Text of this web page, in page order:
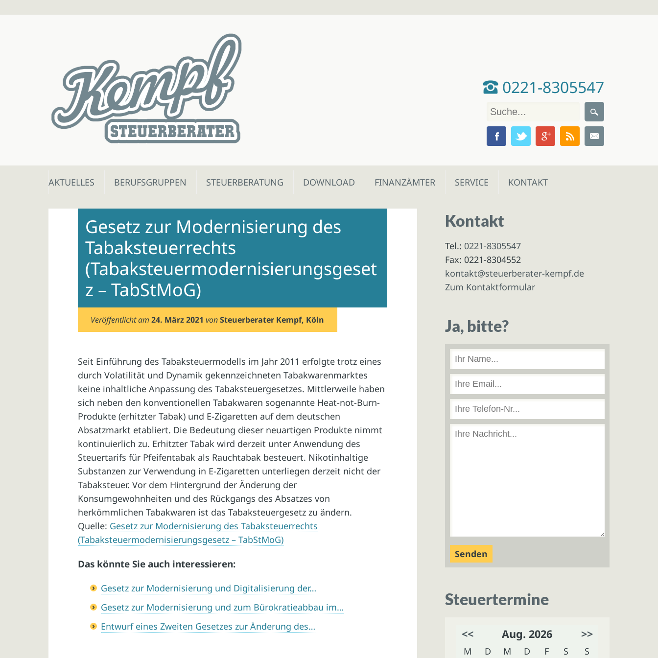
0221-8305547
Skip
AKTUELLES BERUFSGRUPPEN STEUERBERATUNG DOWNLOAD FINANZÄMTER SERVICE KONTAKT
Gesetz zur Modernisierung des
Tabaksteuerrechts
(Tabaksteuermodernisierungsgeset
z – TabStMoG)
Veröffentlicht am24. März 2021 vonSteuerberater Kempf, Köln
Seit Einführung des Tabaksteuermodells im Jahr 2011 erfolgte trotz eines
durch Volatilität und Dynamik gekennzeichneten Tabakwarenmarktes
keine inhaltliche Anpassung des Tabaksteuergesetzes. Mittlerweile haben
sich neben den konventionellen Tabakwaren sogenannte Heat-not-Burn-
Produkte (erhitzter Tabak) und E-Zigaretten auf dem deutschen
Absatzmarkt etabliert. Die Bedeutung dieser neuartigen Produkte nimmt
kontinuierlich zu. Erhitzter Tabak wird derzeit unter Anwendung des
Steuertarifs für Pfeifentabak als Rauchtabak besteuert. Nikotinhaltige
Substanzen zur Verwendung in E-Zigaretten unterliegen derzeit nicht der
Tabaksteuer. Vor dem Hintergrund der Änderung der
Konsumgewohnheiten und des Rückgangs des Absatzes von
herkömmlichen Tabakwaren ist das Tabaksteuergesetz zu ändern.
Quelle: Gesetz zur Modernisierung des Tabaksteuerrechts
(Tabaksteuermodernisierungsgesetz – TabStMoG)
Das könnte Sie auch interessieren:
Gesetz zur Modernisierung und Digitalisierung der…
Gesetz zur Modernisierung und zum Bürokratieabbau im…
Entwurf eines Zweiten Gesetzes zur Änderung des…
Kontakt
Tel.: 0221-8305547
Fax: 0221-8304552
kontakt@steuerberater-kempf.de
Zum Kontaktformular
Ja, bitte?
Steuertermine
<< Aug. 2026 >>
M D M D F S S